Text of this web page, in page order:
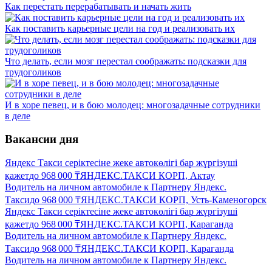
Как перестать перерабатывать и начать жить
Как поставить карьерные цели на год и реализовать их
Что делать, если мозг перестал соображать: подсказки для
трудоголиков
И в хоре певец, и в бою молодец: многозадачные сотрудники
в деле
Вакансии дня
Яндекс Такси серіктесіне жеке автокөлігі бар жүргізуші
қажетдо 968 000 ₸ЯНДЕКС.ТАКСИ КОРП, Актау
Водитель на личном автомобиле к Партнеру Яндекс.
Таксидо 968 000 ₸ЯНДЕКС.ТАКСИ КОРП, Усть-Каменогорск
Яндекс Такси серіктесіне жеке автокөлігі бар жүргізуші
қажетдо 968 000 ₸ЯНДЕКС.ТАКСИ КОРП, Караганда
Водитель на личном автомобиле к Партнеру Яндекс.
Таксидо 968 000 ₸ЯНДЕКС.ТАКСИ КОРП, Караганда
Водитель на личном автомобиле к Партнеру Яндекс.